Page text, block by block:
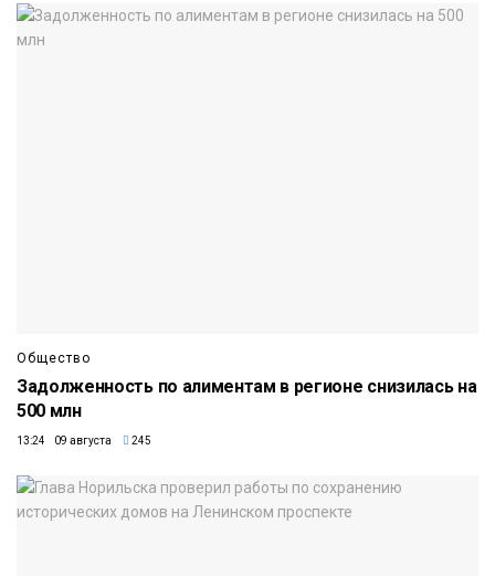
Общество
Задолженность по алиментам в регионе снизилась на
500 млн
13:24 09 августа 245